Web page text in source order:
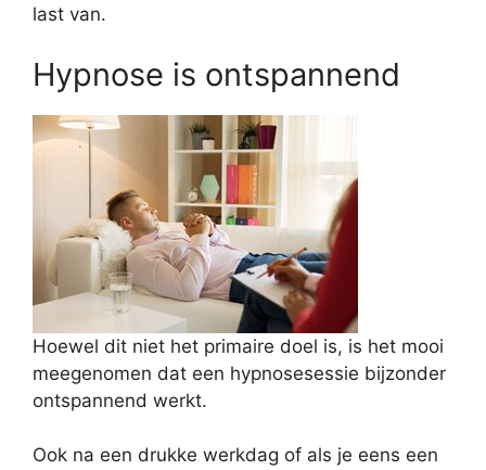
last van.
Hypnose is ontspannend
Hoewel dit niet het primaire doel is, is het mooi
meegenomen dat een hypnosesessie bijzonder
ontspannend werkt.
Ook na een drukke werkdag of als je eens een